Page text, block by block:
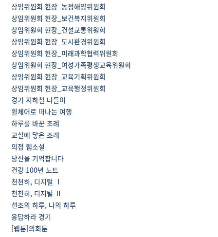
상임위원회 현장_농정해양위원회
상임위원회 현장_보건복지위원회
상임위원회 현장_건설교통위원회
상임위원회 현장_도시환경위원회
상임위원회 현장_미래과학협력위원회
상임위원회 현장_여성가족평생교육위원회
상임위원회 현장_교육기획위원회
상임위원회 현장_교육행정위원회
경기 지하철 나들이
휠체어로 떠나는 여행
하루를 바꾼 조례
교실에 닿은 조례
의정 웹소설
당신을 기억합니다
건강 100년 노트
천천히, 디지털 Ⅰ
천천히, 디지털 Ⅱ
선조의 하루, 나의 하루
응답하라 경기
[웹툰]의회툰